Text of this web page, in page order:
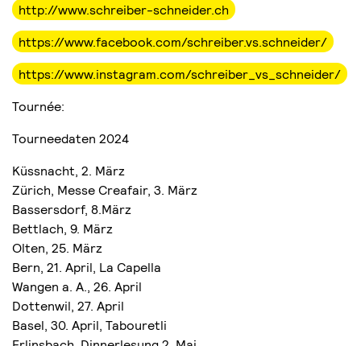
http://www.schreiber-schneider.ch
https://www.facebook.com/schreiber.vs.schneider/
https://www.instagram.com/schreiber_vs_schneider/
Tournée:
Tourneedaten 2024
Küssnacht, 2. März
Zürich, Messe Creafair, 3. März
Bassersdorf, 8.März
Bettlach, 9. März
Olten, 25. März
Bern, 21. April, La Capella
Wangen a. A., 26. April
Dottenwil, 27. April
Basel, 30. April, Tabouretli